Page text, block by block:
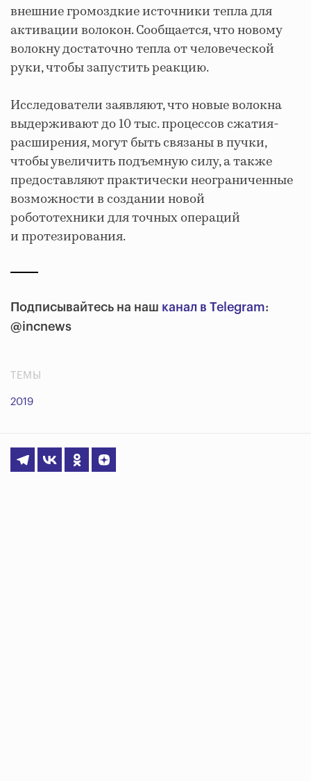
внешние громоздкие источники тепла для
активации волокон. Сообщается, что новому
волокну достаточно тепла от человеческой
руки, чтобы запустить реакцию.
Исследователи заявляют, что новые волокна
выдерживают до 10 тыс. процессов сжатия-
расширения, могут быть связаны в пучки,
чтобы увеличить подъемную силу, а также
предоставляют практически неограниченные
возможности в создании новой
робототехники для точных операций
и протезирования.
Подписывайтесь на наш канал в Telegram:
@incnews
ТЕМЫ
2019